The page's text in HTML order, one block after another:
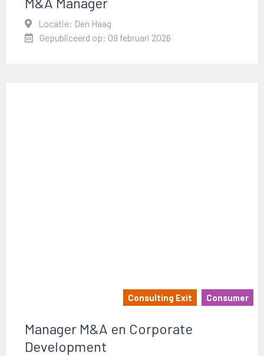
Locatie: Den Haag
Gepubliceerd op: 09 februari 2026
Consulting Exit Consumer
Manager M&A en Corporate
Development